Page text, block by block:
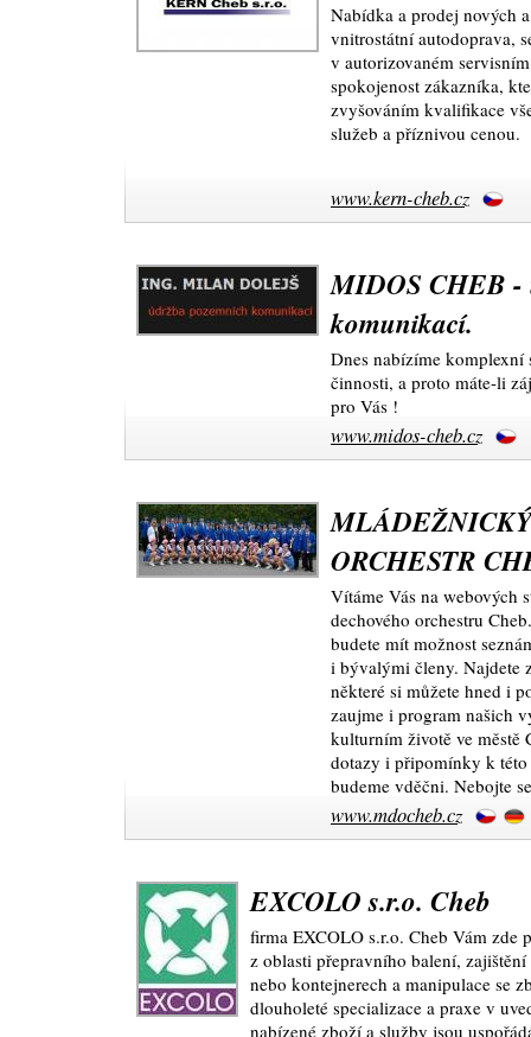
Nabídka a prodej nových
vnitrostátní autodoprava,
v autorizovaném
spokojenost zákazníka,
zvyšováním kvalifikace
služeb a příznivou cenou.
www.kern-cheb.cz
MIDOS CHEB -
komunikací.
Dnes nabízíme
činnosti, a proto máte-li
pro Vás !
www.midos-cheb.cz
ORCHESTR
Vítáme Vás na webových
dechového orchestru
budete mít možnost
i bývalými členy. Najdete
některé si můžete hned i
zaujme i program našich
kulturním životě ve městě
dotazy i připomínky k této
budeme vděčni. Nebojte
www.mdocheb.cz
EXCOLO s.r.o. Cheb
firma EXCOLO s.r.o. Cheb Vám zde
z oblasti přepravního balení,
nebo kontejnerech a manipulace se
dlouholeté specializace a praxe v
nabízené zboží a služby jsou